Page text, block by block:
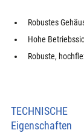
Robustes
Hohe
Robuste,
TECHNISCHE
Eigenschaften